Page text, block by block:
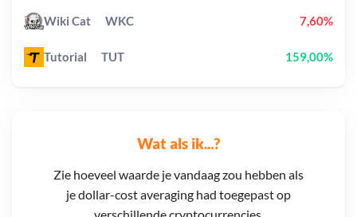
Wat als ik...?
Zie hoeveel waarde je vandaag zou hebben als
je dollar-cost averaging had toegepast op
Wiki Cat WKC 7,60%
Tutorial TUT 159,00%